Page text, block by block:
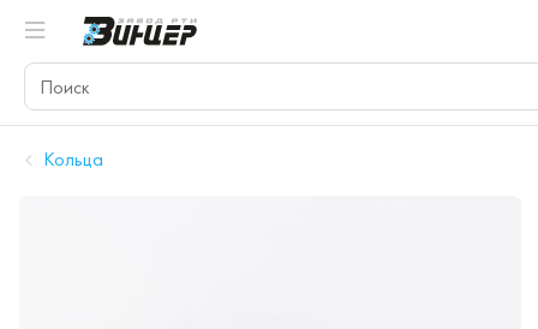
Кольца